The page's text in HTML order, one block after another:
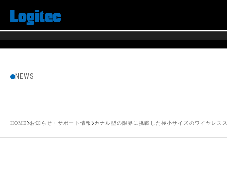
NEWS
HOME お知らせ・サポート情報 カナル型の限界に挑戦した極小サイズのワイヤレス